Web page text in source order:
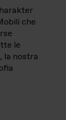
che
le
la nostra